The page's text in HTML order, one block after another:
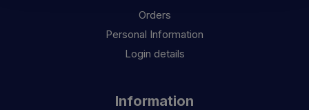
Orders
Personal Information
Login details
Information